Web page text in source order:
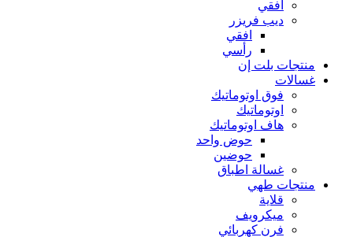
افقي
ديب فريزر
افقي
رأسي
منتجات بلت إن
غسالات
فوق اوتوماتيك
اوتوماتيك
هاف اوتوماتيك
حوض واحد
حوضين
غسالة اطباق
منتجات طهي
قلاية
ميكرويف
فرن كهربائي